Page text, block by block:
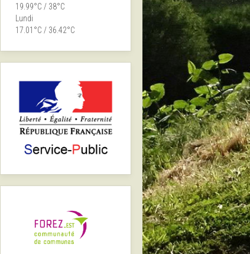
19.99°C / 38°C
Lundi
17.01°C / 36.42°C